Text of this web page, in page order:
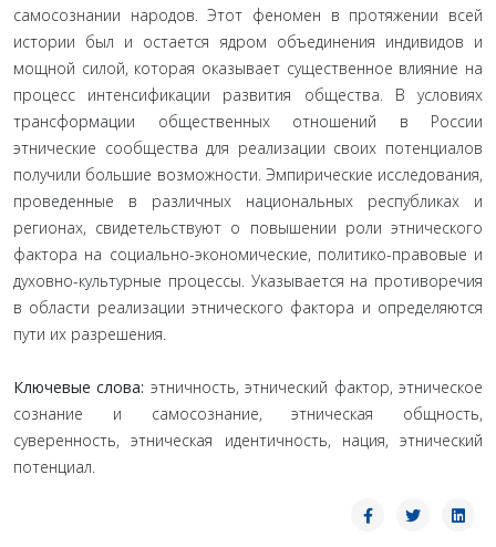
самосознании народов. Этот феномен в протяжении всей
истории был и остается ядром объединения индивидов и
мощной силой, которая оказывает существенное влияние на
процесс интенсификации развития общества. В условиях
трансформации общественных отношений в России
этнические сообщества для реализации своих потенциалов
получили большие возможности. Эмпирические исследования,
проведенные в различных национальных республиках и
регионах, свидетельствуют о повышении роли этнического
фактора на социально-экономические, политико-правовые и
духовно-культурные процессы. Указывается на противоречия
в области реализации этнического фактора и определяются
пути их разрешения.
Ключевые слова: этничность, этнический фактор, этническое
сознание и самосознание, этническая общность,
суверенность, этническая идентичность, нация, этнический
потенциал.